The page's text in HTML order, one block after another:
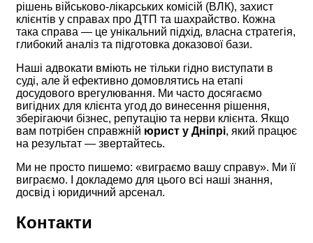
рішень військово-лікарських комісій (ВЛК), захист
клієнтів у справах про ДТП та шахрайство. Кожна
така справа — це унікальний підхід, власна стратегія,
глибокий аналіз та підготовка доказової бази.
Наші адвокати вміють не тільки гідно виступати в
суді, але й ефективно домовлятись на етапі
досудового врегулювання. Ми часто досягаємо
вигідних для клієнта угод до винесення рішення,
зберігаючи бізнес, репутацію та нерви клієнта. Якщо
вам потрібен справжній юрист у Дніпрі, який працює
на результат — звертайтесь.
Ми не просто пишемо: «виграємо вашу справу». Ми її
виграємо. І докладемо для цього всі наші знання,
досвід і юридичний арсенал.
Контакти